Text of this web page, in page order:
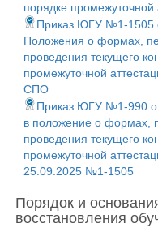
порядке
Приказ ЮГУ №1-1505
Положения о формах,
проведения текущего
промежуточной
СПО
Приказ ЮГУ №1-990
в положение о формах,
проведения текущего
промежуточной
25.09.2025 №1-1505
Порядок и
восстановления